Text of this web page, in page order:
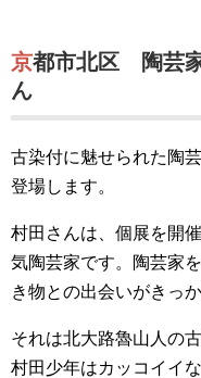
京都市北区 陶芸家 村田森（むらた しん）さ
ん
古染付に魅せられた陶
登場します。
村田さんは、個展を開
気陶芸家です。陶芸家
き物との出会いがきっ
それは北大路魯山人の
村田少年はカッコイイ